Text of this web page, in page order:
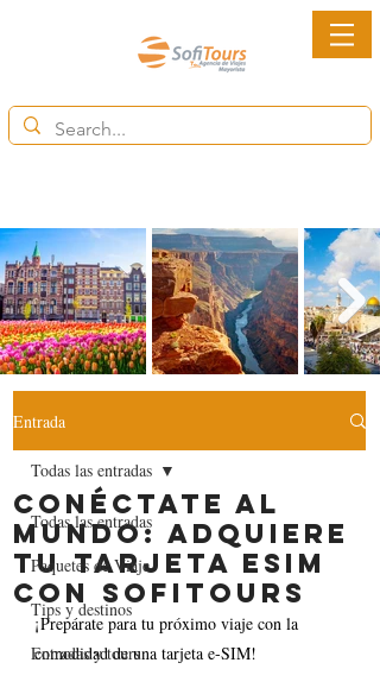
Entrada
Todas las entradas
Paquetes de Viaje
Tips y destinos
Entradas y tours
Todas las entradas
Conéctate al
Mundo: Adquiere
tu Tarjeta eSIM
con Sofitours
¡Prepárate para tu próximo viaje con la
comodidad de una tarjeta e-SIM!